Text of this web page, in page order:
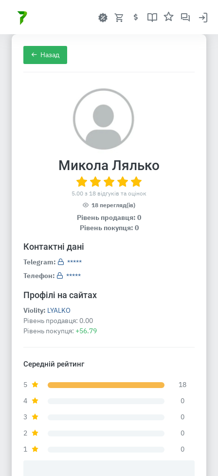
Назад
Микола Лялько
5.00 з 18 відгуків та оцінок
18 перегляд(ів)
Рівень продавця: 0
Рівень покупця: 0
Контактні дані
Telegram:
*****
Телефон:
*****
Профілі на сайтах
Violity: LYALKO
Рівень продавця: 0.00
Рівень покупця: +56.79
Середній рейтинг
5
18
4
0
3
0
2
0
1
0